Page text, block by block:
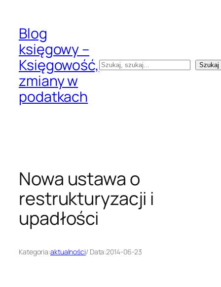
treściBlog
księgowy –
Księgowość,
zmiany w
podatkach
Szukaj Szukaj
Nowa ustawa o
restrukturyzacji i
upadłości
Kategoria:aktualności/ Data:2014-06-23